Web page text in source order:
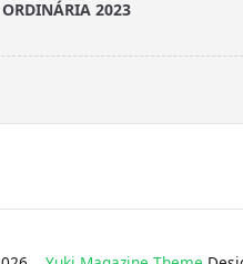
ORDINÁRIA 2023